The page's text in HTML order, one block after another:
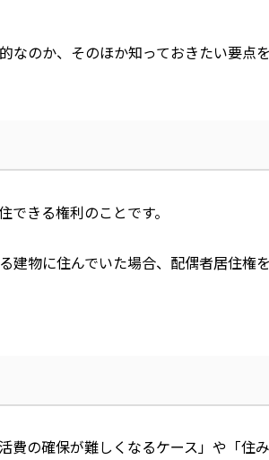
のか、そのほか知っておきたい要点を
きる権利のことです。
物に住んでいた場合、配偶者居住権
の確保が難しくなるケース」や「住